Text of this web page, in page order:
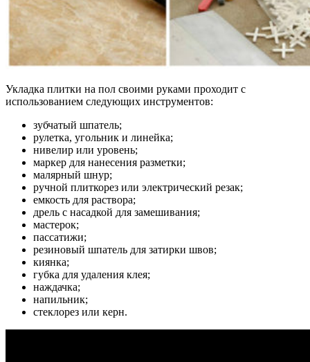
Укладка плитки на пол своими руками проходит с
использованием следующих инструментов:
зубчатый шпатель;
рулетка, угольник и линейка;
нивелир или уровень;
маркер для нанесения разметки;
малярный шнур;
ручной плиткорез или электрический резак;
емкость для раствора;
дрель с насадкой для замешивания;
мастерок;
пассатижи;
резиновый шпатель для затирки швов;
киянка;
губка для удаления клея;
наждачка;
напильник;
стеклорез или керн.